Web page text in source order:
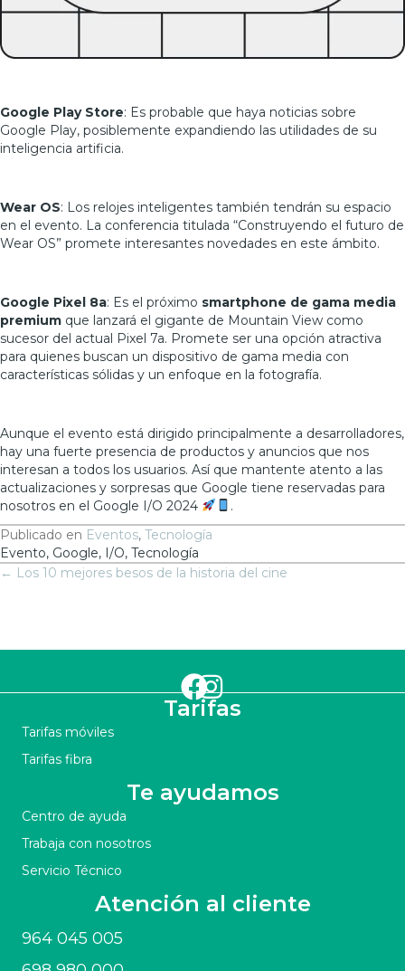
Google Play Store: Es probable que haya noticias sobre
Google Play, posiblemente expandiendo las utilidades de su
inteligencia artificia.
Wear OS: Los relojes inteligentes también tendrán su espacio
en el evento. La conferencia titulada “Construyendo el futuro de
Wear OS” promete interesantes novedades en este ámbito.
Google Pixel 8a: Es el próximo smartphone de gama media
premium que lanzará el gigante de Mountain View como
sucesor del actual Pixel 7a. Promete ser una opción atractiva
para quienes buscan un dispositivo de gama media con
características sólidas y un enfoque en la fotografía.
Aunque el evento está dirigido principalmente a desarrolladores,
hay una fuerte presencia de productos y anuncios que nos
interesan a todos los usuarios. Así que mantente atento a las
actualizaciones y sorpresas que Google tiene reservadas para
nosotros en el Google I/O 2024
.
Publicado en Eventos, Tecnología
Evento, Google, I/O, Tecnología
Navegación
entradas
← Los 10 mejores besos de la historia del cine
Tarifas
Tarifas móviles
Tarifas fibra
Te ayudamos
Centro de ayuda
Trabaja con nosotros
Servicio Técnico
Atención al cliente
964 045 005